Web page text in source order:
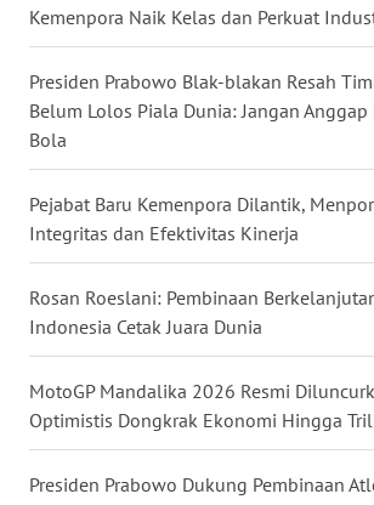
Kemenpora Naik Kelas dan Perkuat
Presiden Prabowo Blak-blakan Resah
Belum Lolos Piala Dunia: Jangan Anggap
Bola
Pejabat Baru Kemenpora Dilantik,
Integritas dan Efektivitas Kinerja
Rosan Roeslani: Pembinaan
Indonesia Cetak Juara Dunia
MotoGP Mandalika 2026 Resmi
Optimistis Dongkrak Ekonomi Hingga
Presiden Prabowo Dukung Pembinaan
WN
WN
KALSEL
WN
KALTIM
SULSEL
GORONTALO
SULUT